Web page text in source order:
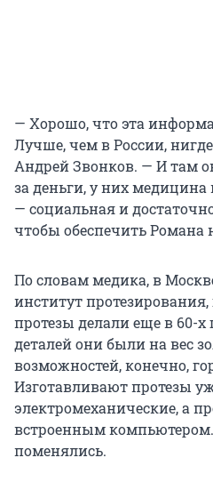
— Хорошо, что эта
Лучше, чем в России,
Андрей Звонков. — И там
за деньги, у них медицина
— социальная и
чтобы обеспечить
По словам медика, в
институт
протезы делали еще в 60-х
деталей они были на вес
возможностей, конечно,
Изготавливают протезы
электромеханические, а
встроенным
поменялись.